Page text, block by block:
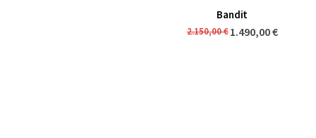
Bandit
2.150,00 €1.490,00 €